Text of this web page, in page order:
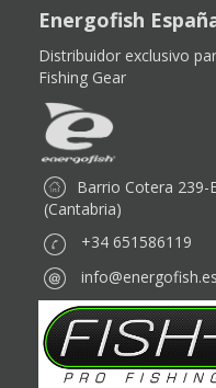
Energofish
Distribuidor exclusivo
Fishing Gear
Barrio Cotera 239-
(Cantabria)
+34 651586119
info@energofish.es